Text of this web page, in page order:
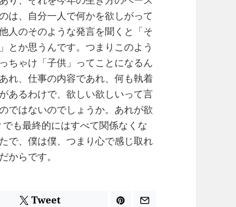
は、自分一人で何かを欲しがって
人のそのような発言を聞くと「そ
とか思うんです。つまりこのよう
ちゃけ「子供」ってことになるん
れ、仕事の内容であれ、何も執着
あるわけで、欲しい欲しいって言
ではないのでしょうか。あれが欲
も最終的にはすべて関係なくな
で、僕は僕、つまり心で感じ取れ
からです。
Tweet